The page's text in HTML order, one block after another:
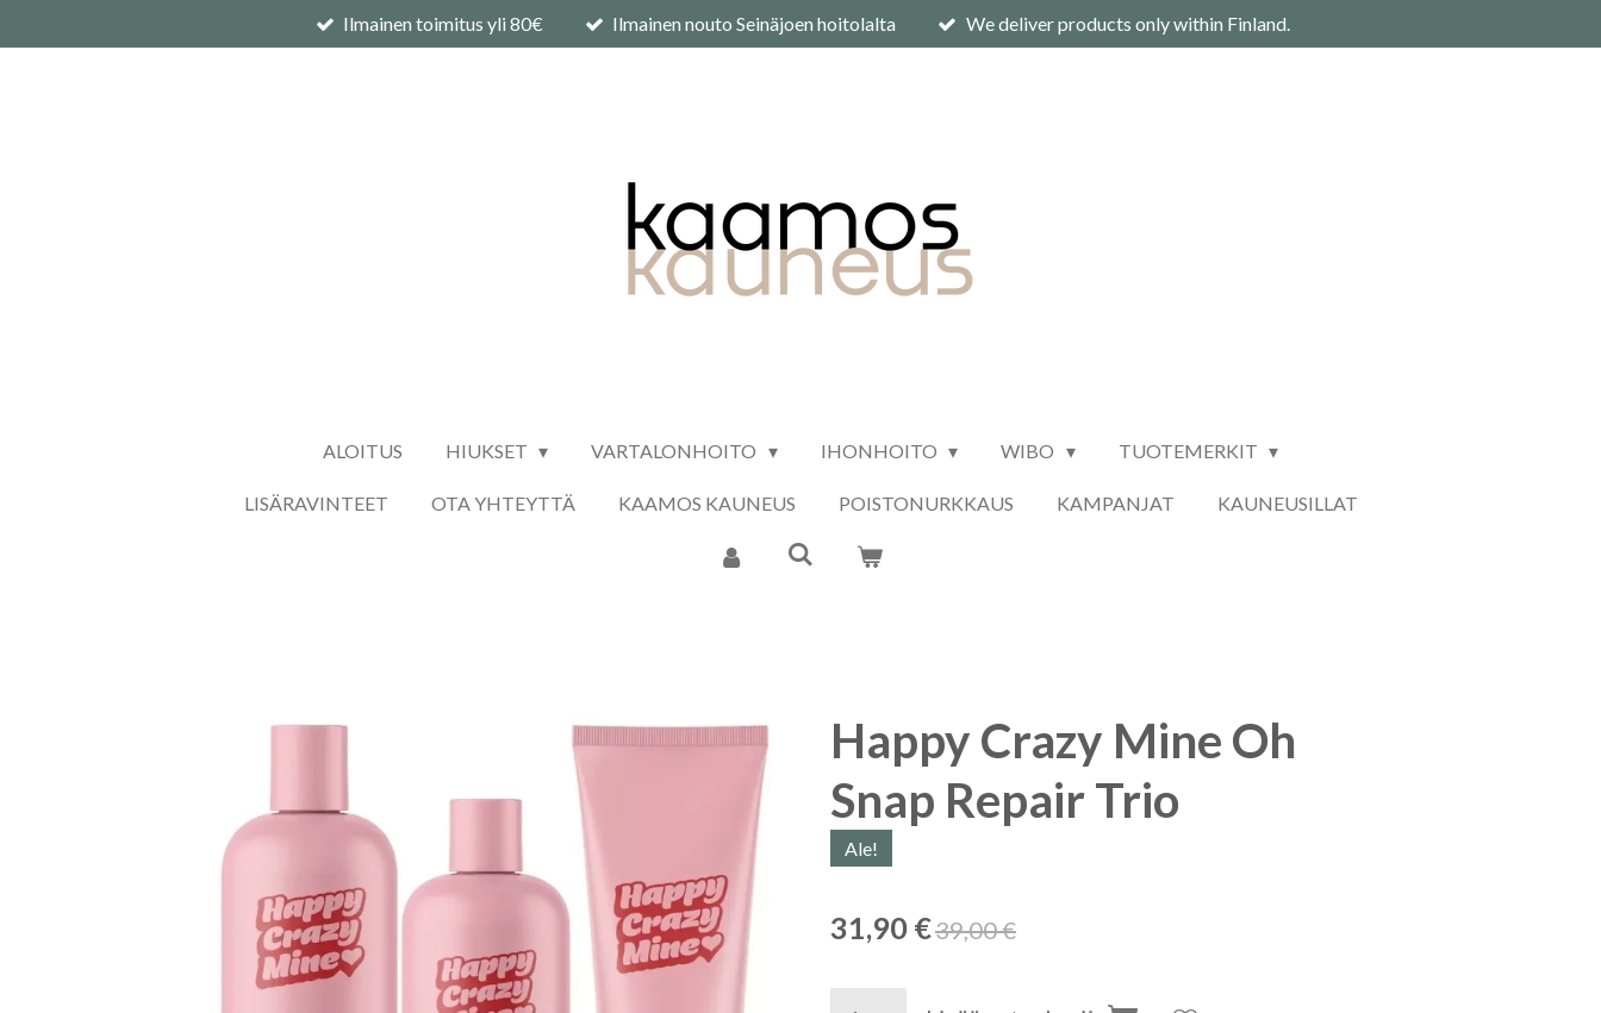
pääsisältöön
Ilmainen toimitus yli 80€ Ilmainen nouto Seinäjoen hoitolalta We deliver products only within Finland.
ALOITUS HIUKSET VARTALONHOITO IHONHOITO WIBO TUOTEMERKIT
LISÄRAVINTEET OTA YHTEYTTÄ KAAMOS KAUNEUS POISTONURKKAUS KAMPANJAT KAUNEUSILLAT
Happy Crazy Mine Oh
Snap Repair Trio
Ale!
31,90 €39,00 €